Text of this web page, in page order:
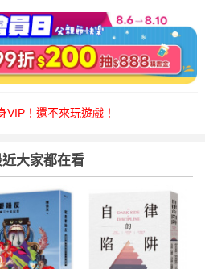
一！快來周年慶逛逛！
額再減15%送6折券！
近大家都在看